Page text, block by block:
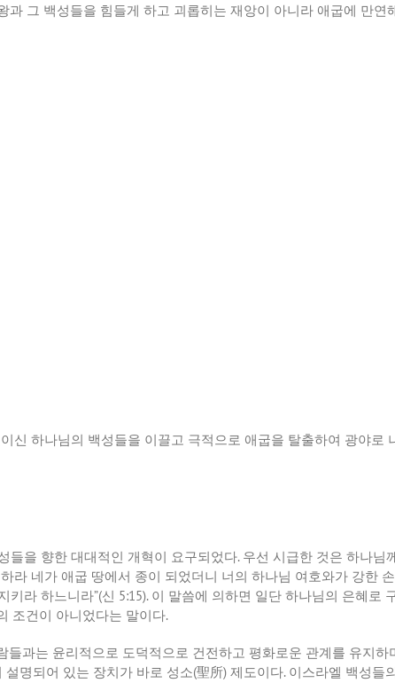
과 그 백성들을 힘들게 하고 괴롭히는 재앙이 아니라 애굽에 만연
신 하나님의 백성들을 이끌고 극적으로 애굽을 탈출하여 광야로
들을 향한 대대적인 개혁이 요구되었다. 우선 시급한 것은 하나님
라 네가 애굽 땅에서 종이 되었더니 너의 하나님 여호와가 강한
키라 하느니라”(신 5:15). 이 말씀에 의하면 일단 하나님의 은혜로
조건이 아니었다는 말이다.
과는 윤리적으로 도덕적으로 건전하고 평화로운 관계를 유지하
명되어 있는 장치가 바로 성소(聖所) 제도이다. 이스라엘 백성들